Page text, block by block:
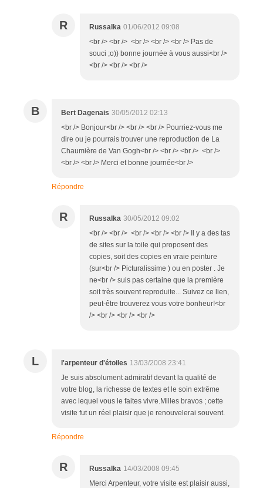
R Russalka 01/06/2012 09:08
<br /> <br /> <br /> <br /> <br /> Pas de
souci ;o)) bonne journée à vous aussi<br />
<br /> <br /> <br />
B Bert Dagenais 30/05/2012 02:13
<br /> Bonjour<br /> <br /> <br /> Pourriez-vous me
dire ou je pourrais trouver une reproduction de La
Chaumière de Van Gogh<br /> <br /> <br /> <br />
<br /> <br /> Merci et bonne journée<br />
Répondre
R Russalka 30/05/2012 09:02
<br /> <br /> <br /> <br /> <br /> Il y a des tas
de sites sur la toile qui proposent des
copies, soit des copies en vraie peinture
(sur<br /> Picturalissime ) ou en poster . Je
ne<br /> suis pas certaine que la première
soit très souvent reproduite... Suivez ce lien,
peut-être trouverez vous votre bonheur!<br
/> <br /> <br /> <br />
L l'arpenteur d'étoiles 13/03/2008 23:41
Je suis absolument admiratif devant la qualité de
votre blog, la richesse de textes et le soin extrême
avec lequel vous le faites vivre.Milles bravos ; cette
visite fut un réel plaisir que je renouvelerai souvent.
Répondre
R Russalka 14/03/2008 09:45
Merci Arpenteur, votre visite est plaisir aussi,